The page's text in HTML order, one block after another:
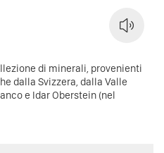
di minerali, provenienti
dalla Svizzera, dalla Valle
e Idar Oberstein (nel